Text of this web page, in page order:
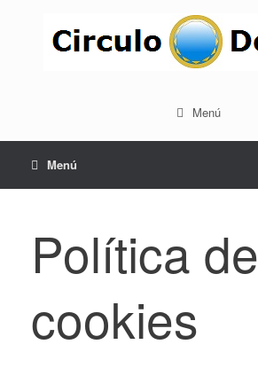
Menú
Menú
Política de
cookies